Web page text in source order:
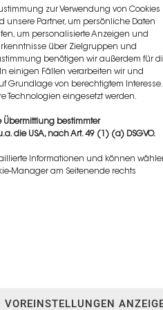
zur Verwendung von Cookies
Partner, um persönliche Daten
um personalisierte Anzeigen und
über Zielgruppen und
benötigen wir außerdem für
einigen Fällen verarbeiten wir und
Grundlage von berechtigtem Interesse.
Technologien eingesetzt werden.
Übermittlung bestimmter
die USA, nach Art. 49 (1) (a) DSGVO.
Informationen und können
Manager am Seitenende rechts
VOREINSTELLUNGEN